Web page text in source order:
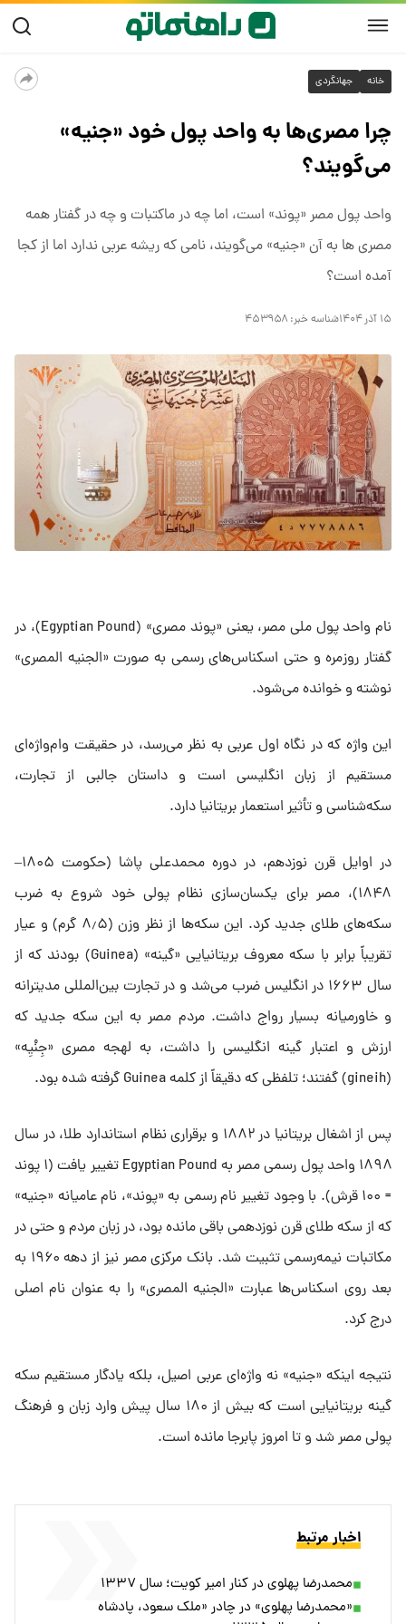
خانه جهانگردی
چرا مصری‌ها به واحد پول خود «جنیه»
می‌گویند؟
واحد پول مصر «پوند» است، اما چه در ماکتبات و چه در گفتار همه
مصری ها به آن «جنیه» می‌گویند، نامی که ریشه عربی ندارد اما از کجا
آمده است؟
۱۵ آذر ۱۴۰۴ شناسه خبر: ۴۵۳۹۵۸
نام واحد پول ملی مصر، یعنی «پوند مصری» (Egyptian Pound)، در
گفتار روزمره و حتی اسکناس‌های رسمی به صورت «الجنیه المصری»
نوشته و خوانده می‌شود.
این واژه که در نگاه اول عربی به نظر می‌رسد، در حقیقت وام‌واژه‌ای
مستقیم از زبان انگلیسی است و داستان جالبی از تجارت،
سکه‌شناسی و تأثیر استعمار بریتانیا دارد.
در اوایل قرن نوزدهم، در دوره محمدعلی پاشا (حکومت ۱۸۰۵–
۱۸۴۸)، مصر برای یکسان‌سازی نظام پولی خود شروع به ضرب
سکه‌های طلای جدید کرد. این سکه‌ها از نظر وزن (۸٫۵ گرم) و عیار
تقریباً برابر با سکه معروف بریتانیایی «گینه» (Guinea) بودند که از
سال ۱۶۶۳ در انگلیس ضرب می‌شد و در تجارت بین‌المللی مدیترانه
و خاورمیانه بسیار رواج داشت. مردم مصر به این سکه جدید که
ارزش و اعتبار گینه انگلیسی را داشت، به لهجه مصری «جِنْیِه»
(gineih) گفتند؛ تلفظی که دقیقاً از کلمه Guinea گرفته شده بود.
پس از اشغال بریتانیا در ۱۸۸۲ و برقراری نظام استاندارد طلا، در سال
۱۸۹۸ واحد پول رسمی مصر به Egyptian Pound تغییر یافت (۱ پوند
= ۱۰۰ قرش). با وجود تغییر نام رسمی به «پوند»، نام عامیانه «جنیه»
که از سکه طلای قرن نوزدهمی باقی مانده بود، در زبان مردم و حتی در
مکاتبات نیمه‌رسمی تثبیت شد. بانک مرکزی مصر نیز از دهه ۱۹۶۰ به
بعد روی اسکناس‌ها عبارت «الجنیه المصری» را به عنوان نام اصلی
درج کرد.
نتیجه اینکه «جنیه» نه واژه‌ای عربی اصیل، بلکه یادگار مستقیم سکه
گینه بریتانیایی است که بیش از ۱۸۰ سال پیش وارد زبان و فرهنگ
پولی مصر شد و تا امروز پابرجا مانده است.
اخبار مرتبط
محمدرضا پهلوی در کنار امیر کویت؛ سال ۱۳۳۷
«محمدرضا پهلوی» در چادر «ملک سعود، پادشاه